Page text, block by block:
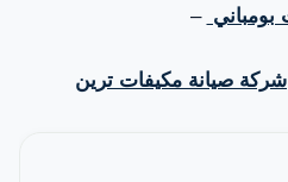
جزيرة الريمبومباني –
شركة صيانة مكيفات ترين